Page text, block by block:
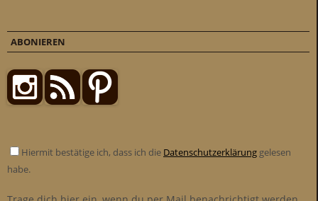
ABONIEREN
Hiermit bestätige ich, dass ich die Datenschutzerklärung gelesen
habe.